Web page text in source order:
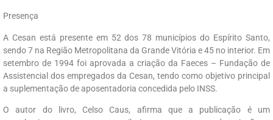
Presença
A Cesan está presente em 52 dos 78 municípios do Espírito Santo,
sendo 7 na Região Metropolitana da Grande Vitória e 45 no interior. Em
setembro de 1994 foi aprovada a criação da Faeces – Fundação de
Assistencial dos empregados da Cesan, tendo como objetivo principal
a suplementação de aposentadoria concedida pelo INSS.
O autor do livro, Celso Caus, afirma que a publicação é um